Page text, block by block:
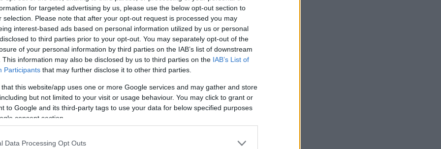
for targeted advertising by us, please use the below opt-out section to
selection. Please note that after your opt-out request is processed you may
interest-based ads based on personal information utilized by us or personal
to third parties prior to your opt-out. You may separately opt-out of the
of your personal information by third parties on the IAB’s list of downstream
This information may also be disclosed by us to third parties on the IAB’s List of
Participants that may further disclose it to other third parties.
that this website/app uses one or more Google services and may gather and store
but not limited to your visit or usage behaviour. You may click to grant or
to Google and its third-party tags to use your data for below specified purposes
consent section.
Data Processing Opt Outs
υλικό και δημιουργία ενός «εχθρικού